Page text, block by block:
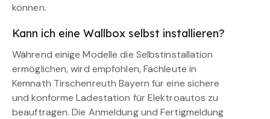
können.
Kann ich eine Wallbox selbst installieren?
Während einige Modelle die Selbstinstallation
ermöglichen, wird empfohlen, Fachleute in
Kemnath Tirschenreuth Bayern für eine sichere
und konforme Ladestation für Elektroautos zu
beauftragen. Die Anmeldung und Fertigmeldung